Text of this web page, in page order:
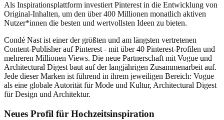
Als Inspirationsplattform investiert Pinterest in die Entwicklung von
Original-Inhalten, um den über 400 Millionen monatlich aktiven
Nutzer*innen die besten und wertvollsten Ideen zu bieten.
Condé Nast ist einer der größten und am längsten vertretenen
Content-Publisher auf Pinterest - mit über 40 Pinterest-Profilen und
mehreren Millionen Views. Die neue Partnerschaft mit Vogue und
Architectural Digest baut auf der langjährigen Zusammenarbeit auf.
Jede dieser Marken ist führend in ihrem jeweiligen Bereich: Vogue
als eine globale Autorität für Mode und Kultur, Architectural Digest
für Design und Architektur.
Neues Profil für Hochzeitsinspiration